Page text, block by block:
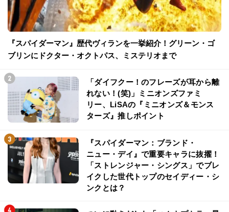
『スパイダーマン』歴代ヴィランを一挙紹介！グリーン・ゴ
ブリンにドクター・オクトパス、ミステリオまで
「ダイフクー！のフレーズが耳から離
れない！(笑)」ミニオンズファミ
リー、LiSAの『ミニオンズ＆モンス
ターズ』推しポイント
『スパイダーマン：ブランド・
ニュー・デイ』で重要キャラに抜擢！
「ストレンジャー・シングス」でブレ
イクした世代トップのセイディー・シ
ンクとは？